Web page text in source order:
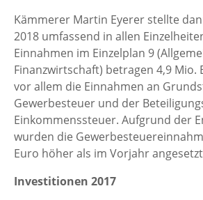
Kämmerer Martin Eyerer stellte
2018 umfassend in allen
Einnahmen im Einzelplan 9
Finanzwirtschaft) betragen 4,9 Mio.
vor allem die Einnahmen an
Gewerbesteuer und der
Einkommenssteuer. Aufgrund der
wurden die
Euro höher als im Vorjahr
Investitionen 2017